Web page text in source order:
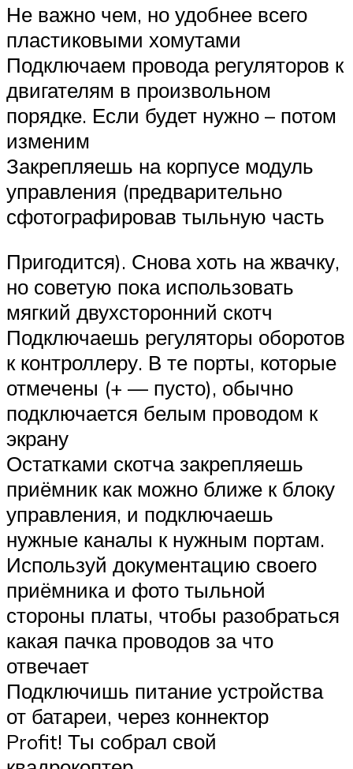
Не важно чем, но удобнее всего
пластиковыми хомутами
Подключаем провода регуляторов к
двигателям в произвольном
порядке. Если будет нужно – потом
изменим
Закрепляешь на корпусе модуль
управления (предварительно
сфотографировав тыльную часть
Пригодится). Снова хоть на жвачку,
но советую пока использовать
мягкий двухсторонний скотч
Подключаешь регуляторы оборотов
к контроллеру. В те порты, которые
отмечены (+ — пусто), обычно
подключается белым проводом к
экрану
Остатками скотча закрепляешь
приёмник как можно ближе к блоку
управления, и подключаешь
нужные каналы к нужным портам.
Используй документацию своего
приёмника и фото тыльной
стороны платы, чтобы разобраться
какая пачка проводов за что
отвечает
Подключишь питание устройства
от батареи, через коннектор
Profit! Ты собрал свой